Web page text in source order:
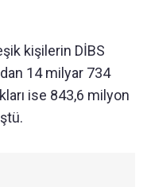
kişilerin DİBS
14 milyar 734
ise 843,6 milyon